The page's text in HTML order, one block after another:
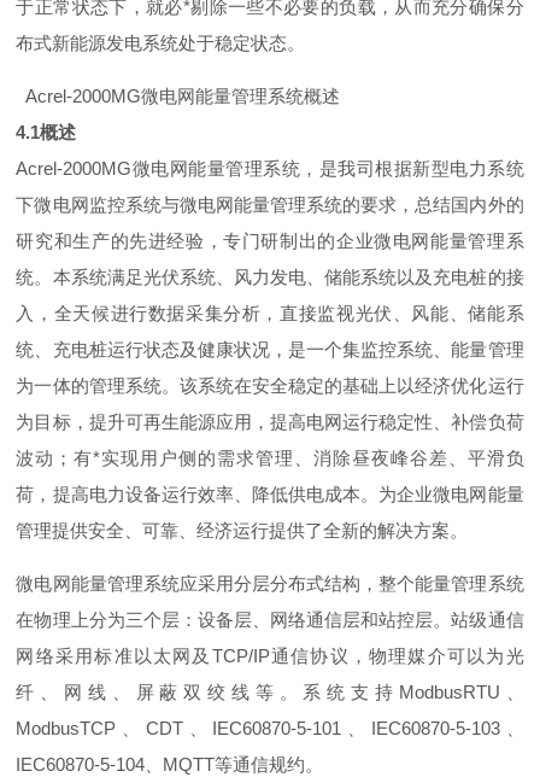
于正常状态下，就必*剔除一些不必要的负载，从而充分确保分
布式新能源发电系统处于稳定状态。
Acrel-2000MG微电网能量管理系统概述
4.1概述
Acrel-2000MG微电网能量管理系统，是我司根据新型电力系统
下微电网监控系统与微电网能量管理系统的要求，总结国内外的
研究和生产的先进经验，专门研制出的企业微电网能量管理系
统。本系统满足光伏系统、风力发电、储能系统以及充电桩的接
入，全天候进行数据采集分析，直接监视光伏、风能、储能系
统、充电桩运行状态及健康状况，是一个集监控系统、能量管理
为一体的管理系统。该系统在安全稳定的基础上以经济优化运行
为目标，提升可再生能源应用，提高电网运行稳定性、补偿负荷
波动； 有*实现用户侧的需求管理、消除昼夜峰谷差、平滑负
荷，提高电力设备运行效率、降低供电成本。为企业微电网能量
管理提供安全、可靠、经济运行提供了全新的解决方案。
微电网能量管理系统应采用分层分布式结构，整个能量管理系统
在物理上分为三个层：设备层、网络通信层和站控层。站级通信
网络采用标准以太网 及 TCP/IP通信协议，物理媒介可以为光
纤、网线、屏蔽双绞线等。系统支 持 ModbusRTU
ModbusTCP CDT、 IEC60870-5-101 IEC60870-5-103、
IEC60870-5-104 MQTT等通信规约。